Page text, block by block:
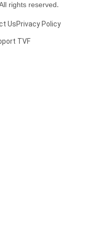
rights reserved.
UsPrivacy Policy
TVF